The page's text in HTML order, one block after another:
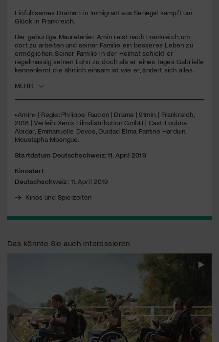
seconds
Einfühlsames Drama: Ein Immigrant aus Senegal kämpft um
Glück in Frankreich.
Der gebürtige Mauretanier Amin reist nach Frankreich, um
dort zu arbeiten und seiner Familie ein besseres Leben zu
ermöglichen. Seiner Familie in der Heimat schickt er
regelmässig seinen Lohn zu, doch als er eines Tages Gabrielle
kennenlernt, die ähnlich einsam ist wie er, ändert sich alles.
MEHR
«Amin» | Regie: Philippe Faucon | Drama | 91min. | Frankreich,
2018 | Verleih: Xenix Filmdistribution GmbH | Cast: Loubna
Abidar, Emmanuelle Devos, Ouidad Elma, Fantine Harduin,
Moustapha Mbengue.
Startdatum Deutschschweiz: 11. April 2019
Kinostart
Deutschschweiz:11. April 2019
Kinos und Spielzeiten
Das könnte Sie auch interessieren
Mit deiner Mitgliedschaft erhältst du kostenlosen Zugang zu
diversen Kulturevents.
Jetzt Mitglied werden